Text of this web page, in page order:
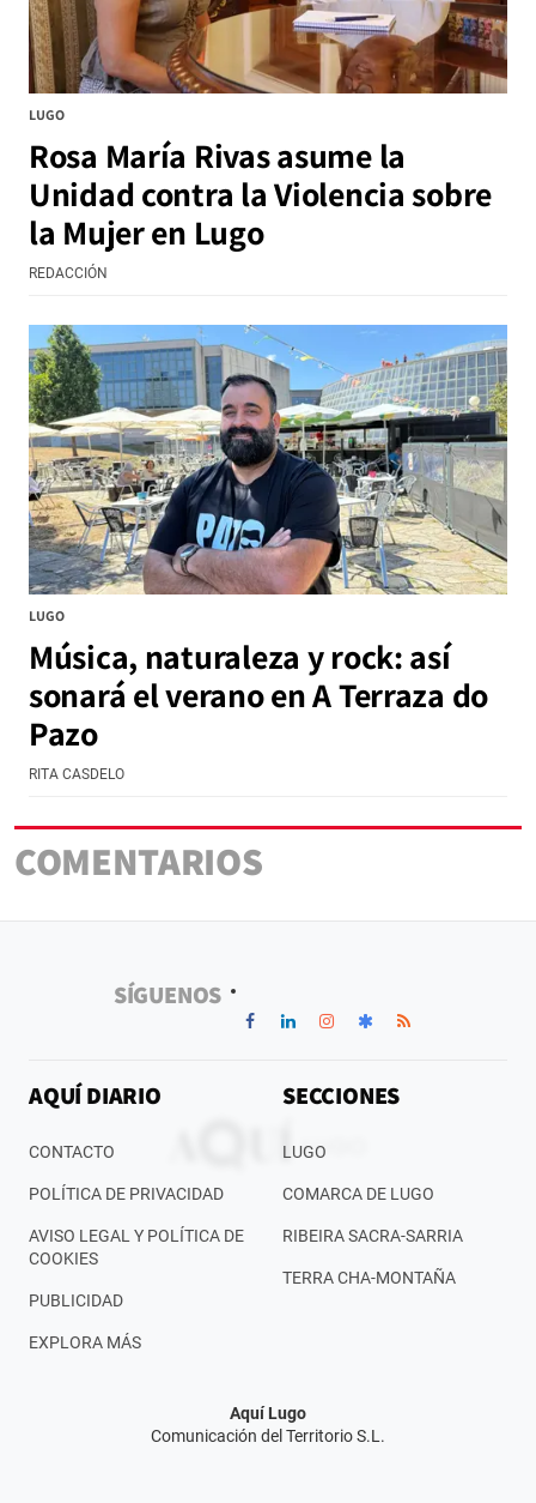
LUGO
Rosa María Rivas asume la
Unidad contra la Violencia sobre
la Mujer en Lugo
REDACCIÓN
LUGO
Música, naturaleza y rock: así
sonará el verano en A Terraza do
Pazo
RITA CASDELO
COMENTARIOS
SÍGUENOS
AQUÍ DIARIO
CONTACTO
POLÍTICA DE PRIVACIDAD
AVISO LEGAL Y POLÍTICA DE
COOKIES
PUBLICIDAD
EXPLORA MÁS
SECCIONES
LUGO
COMARCA DE LUGO
RIBEIRA SACRA-SARRIA
TERRA CHA-MONTAÑA
Aquí Lugo
Comunicación del Territorio S.L.